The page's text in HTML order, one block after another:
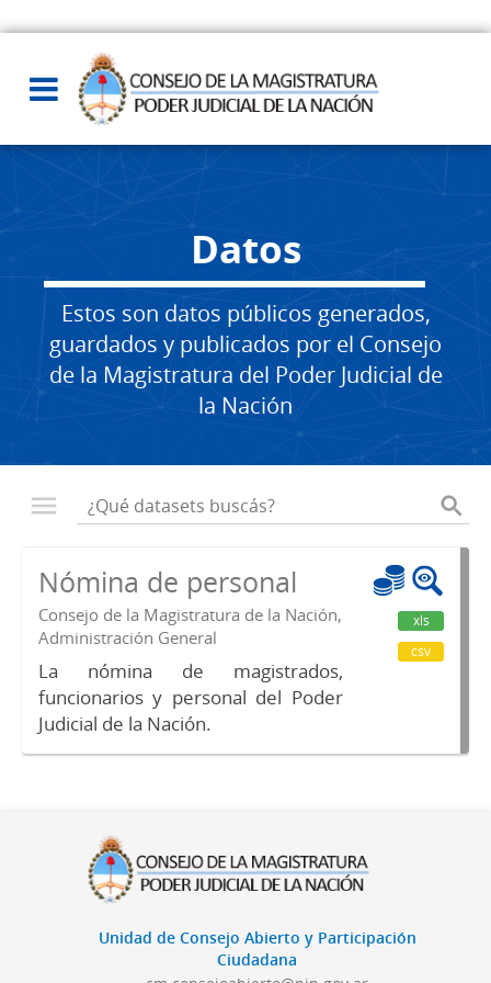
Datos
Estos son datos públicos generados,
guardados y publicados por el Consejo
de la Magistratura del Poder Judicial de
la Nación
Nómina de personal
Consejo de la Magistratura de la Nación,
Administración General
La nómina de magistrados,
funcionarios y personal del Poder
Judicial de la Nación.
xls
csv
Unidad de Consejo Abierto y Participación
Ciudadana